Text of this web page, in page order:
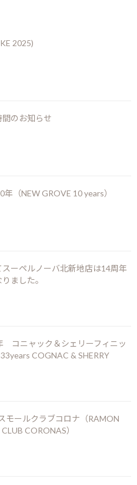
モ ロン エキスト
EXTRA AÑEJO
【Alc】40%【内容量】
歴史を持つ蒸留所です。そ
最も高価なお酒がマキシモ。
対し敬意を持って、同蒸留
ナヴァロ」の手によって造
成で上質な原酒を選び、特
には一本一本に職人のサイン
ドールにも使えそうな豪華な
属されています。限定極小
しい逸品です。
最高」を意味します。まさ
銘酒INDEX
2025)
のお知らせ
（NEW GROVE 10 years）
ーペルノーバ北新地店は14周年
ました。
コニャック＆シェリーフィニッ
COGNAC & SHERRY
モールクラブコロナ（RAMON
CORONAS）